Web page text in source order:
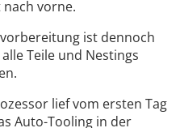
vorne.
ist dennoch
Teile und Nestings
lief vom ersten Tag
Auto-Tooling in der